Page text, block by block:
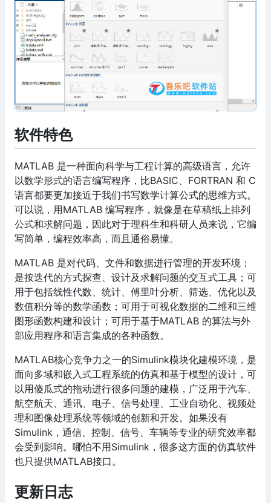
软件特色
MATLAB 是一种面向科学与工程计算的高级语言，允许
以数学形式的语言编写程序，比BASIC、FORTRAN 和 C
语言都要更加接近于我们书写数学计算公式的思维方式。
可以说，用MATLAB 编写程序，就像是在草稿纸上排列
公式和求解问题，因此对于理科生和科研人员来说，它编
写简单，编程效率高，而且通俗易懂。
MATLAB 是对代码、文件和数据进行管理的开发环境；
是按迭代的方式探查、设计及求解问题的交互式工具；可
用于包括线性代数、统计、傅里叶分析、筛选、优化以及
数值积分等的数学函数；可用于可视化数据的二维和三维
图形函数构建和设计；可用于基于MATLAB 的算法与外
部应用程序和语言集成的各种函数。
MATLAB核心竞争力之一的Simulink模块化建模环境，是
面向多域和嵌入式工程系统的仿真和基于模型的设计，可
以用傻瓜式的拖动进行很多问题的建模，广泛用于汽车、
航空航天、通讯、电子、信号处理、工业自动化、视频处
理和图像处理系统等领域的创新和开发。如果没有
Simulink，通信、控制、信号、车辆等专业的研究效率都
会受到影响。哪怕不用Simulink，很多这方面的仿真软件
也只提供MATLAB接口。
更新日志